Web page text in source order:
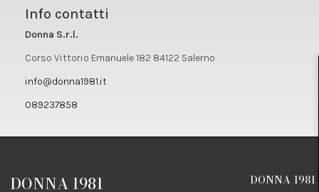
Info contatti
Donna S.r.l.
Corso Vittorio Emanuele 182 84122 Salerno
info@donna1981.it
089237858
DONNA 1981 DONNA 1981